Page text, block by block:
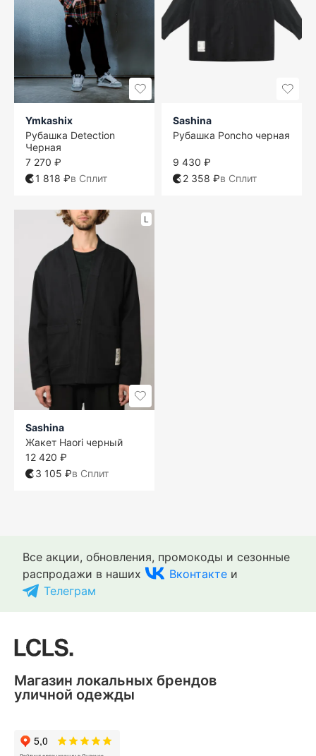
Ymkashix
Рубашка Detection
Черная
7 270 ₽
1 818 ₽в Сплит
Sashina
Рубашка Poncho черная
9 430 ₽
2 358 ₽в Сплит
L
Sashina
Жакет Haori черный
12 420 ₽
3 105 ₽в Сплит
Все акции, обновления, промокоды и сезонные
распродажи в наших
Вконтакте и
Телеграм
Магазин локальных брендов
уличной одежды